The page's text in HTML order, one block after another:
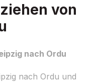
von
nach Ordu
nach Ordu und